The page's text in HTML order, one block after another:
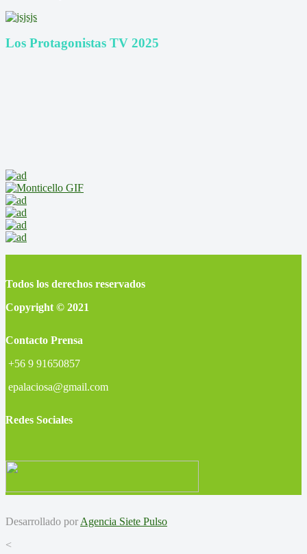
Los Protagonistas TV 2025
Todos los derechos reservados
Copyright © 2021
Contacto Prensa
+56 9 91650857
epalaciosa@gmail.com
Redes Sociales
Desarrollado por Agencia Siete Pulso
<